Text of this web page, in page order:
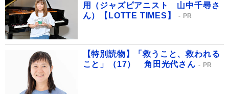
用（ジャズピアニスト 山中千尋さ
ん）【LOTTE TIMES】
PR
【特別読物】「救うこと、救われる
こと」（17） 角田光代さん
PR